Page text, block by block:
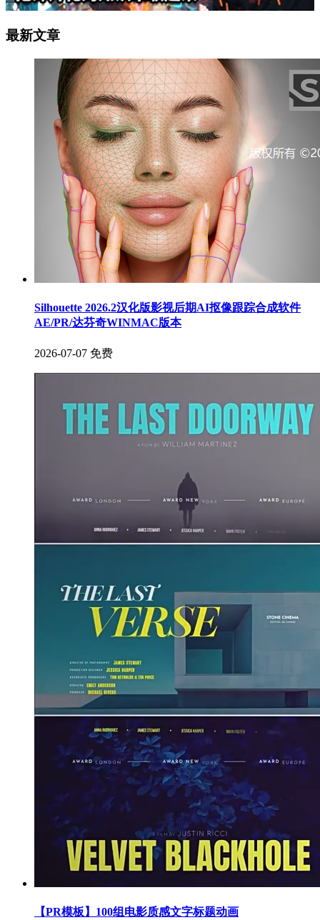
最新文章
Silhouette 2026.2汉化版影视后期AI抠像跟踪合成软件
AE/PR/达芬奇WINMAC版本
2026-07-07 免费
【PR模板】100组电影质感文字标题动画